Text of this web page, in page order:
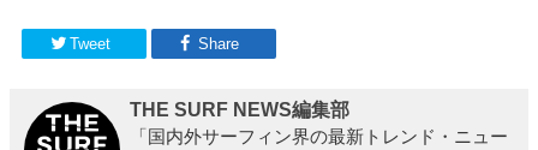
Tweet Share
THE SURF NEWS編集部
「国内外サーフィン界の最新トレンド・ニュー